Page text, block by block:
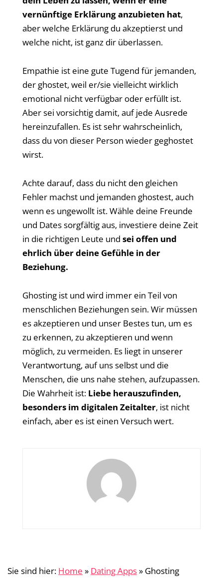
vernünftige Erklärung anzubieten hat,
aber welche Erklärung du akzeptierst und
welche nicht, ist ganz dir überlassen.
Empathie ist eine gute Tugend für jemanden,
der ghostet, weil er/sie vielleicht wirklich
emotional nicht verfügbar oder erfüllt ist.
Aber sei vorsichtig damit, auf jede Ausrede
hereinzufallen. Es ist sehr wahrscheinlich,
dass du von dieser Person wieder geghostet
wirst.
Achte darauf, dass du nicht den gleichen
Fehler machst und jemanden ghostest, auch
wenn es ungewollt ist. Wähle deine Freunde
und Dates sorgfältig aus, investiere deine Zeit
in die richtigen Leute und sei offen und
ehrlich über deine Gefühle in der
Beziehung.
Ghosting ist und wird immer ein Teil von
menschlichen Beziehungen sein. Wir müssen
es akzeptieren und unser Bestes tun, um es
zu erkennen, zu akzeptieren und wenn
möglich, zu vermeiden. Es liegt in unserer
Verantwortung, auf uns selbst und die
Menschen, die uns nahe stehen, aufzupassen.
Die Wahrheit ist: Liebe herauszufinden,
besonders im digitalen Zeitalter, ist nicht
einfach, aber es ist einen Versuch wert.
Sie sind hier: Home » Dating Apps» Ghosting